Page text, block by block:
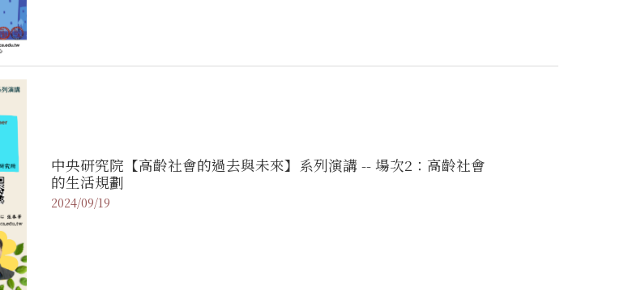
中央研究院【高齡社會的過去與未來】系列演講 -- 場次2：高齡社會
的生活規劃
2024/09/19